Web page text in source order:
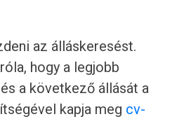
az álláskeresést.
hogy a legjobb
a következő állását a
kapja meg cv-